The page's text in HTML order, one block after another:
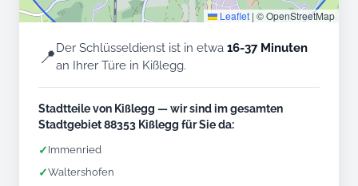
Leaflet | © OpenStreetMap
📍Der Schlüsseldienst ist in etwa 16-37 Minuten
an Ihrer Türe in Kißlegg.
Stadtteile von Kißlegg — wir sind im gesamten
Stadtgebiet 88353 Kißlegg für Sie da:
✓ Immenried
✓Waltershofen